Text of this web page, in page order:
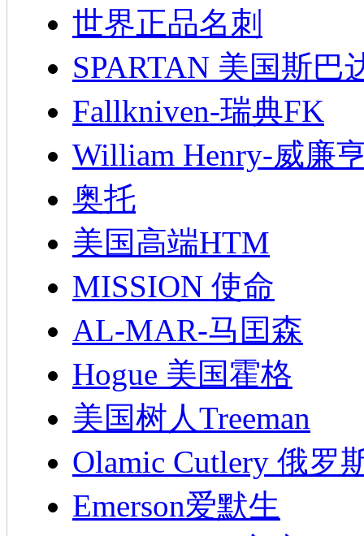
世界正品名刺
SPARTAN 美国斯巴
Fallkniven-瑞典FK
William Henry-威廉
奥托
美国高端HTM
MISSION 使命
AL-MAR-马囯森
Hogue 美国霍格
美国树人Treeman
Olamic Cutlery 俄罗
Emerson爱默生